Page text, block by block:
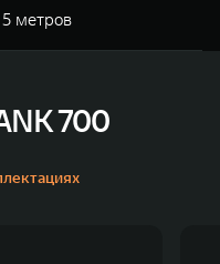
5 метров
700